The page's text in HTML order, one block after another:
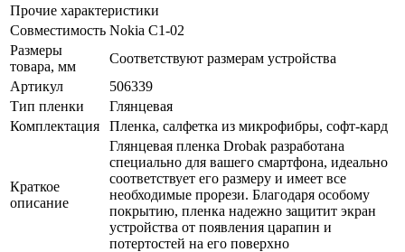
Прочие характеристики
Совместимость Nokia C1-02
Размеры
товара, мм
Соответствуют размерам устройства
Артикул
506339
Тип пленки
Глянцевая
Комплектация
Пленка, салфетка из микрофибры, софт-кард
Краткое
описание
Глянцевая пленка Drobak разработана
специально для вашего смартфона, идеально
соответствует его размеру и имеет все
необходимые прорези. Благодаря особому
покрытию, пленка надежно защитит экран
устройства от появления царапин и
потертостей на его поверхно